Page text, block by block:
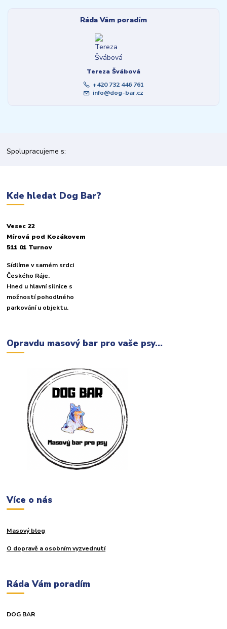
Ráda Vám poradím
Tereza Švábová
+420 732 446 761
info@dog-bar.cz
Spolupracujeme s:
Kde hledat Dog Bar?
Vesec 22
Mírová pod Kozákovem
511 01 Turnov
Sídlíme v samém srdci
Českého Ráje.
Hned u hlavní silnice s
možností pohodlného
parkování u objektu.
Opravdu masový bar pro vaše psy...
Více o nás
Masový blog
O dopravě a osobním vyzvednutí
Ráda Vám poradím
DOG BAR